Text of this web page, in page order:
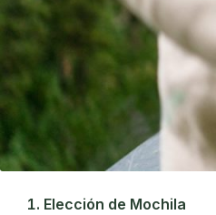
Elección de Mochila